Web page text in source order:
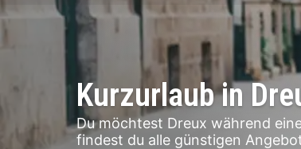
Kurzurlaub in
Du möchtest Dreux während
findest du alle günstigen